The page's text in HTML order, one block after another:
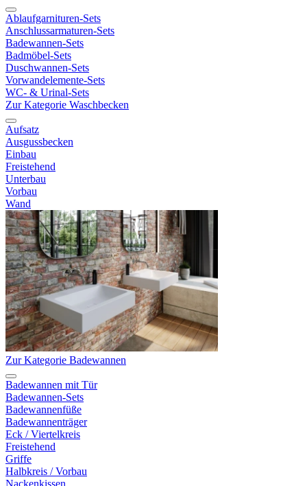
Ablaufgarnituren-Sets
Anschlussarmaturen-Sets
Badewannen-Sets
Badmöbel-Sets
Duschwannen-Sets
Vorwandelemente-Sets
WC- & Urinal-Sets
Zur Kategorie Waschbecken
Aufsatz
Ausgussbecken
Einbau
Freistehend
Unterbau
Vorbau
Wand
Zur Kategorie Badewannen
Badewannen mit Tür
Badewannen-Sets
Badewannenfüße
Badewannenträger
Eck / Viertelkreis
Freistehend
Griffe
Halbkreis / Vorbau